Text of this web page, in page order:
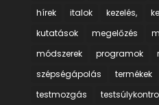
hírek
italok kezelés,
kutatások
megelőzés
módszerek
programok
szépségápolás
termékek
testmozgás